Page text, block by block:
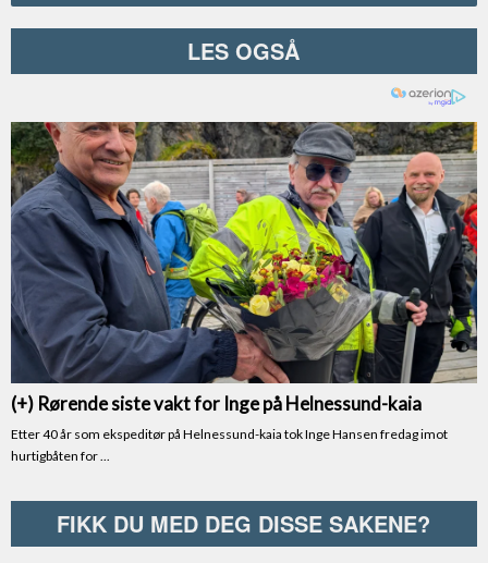
LES OGSÅ
FIKK DU MED DEG DISSE SAKENE?